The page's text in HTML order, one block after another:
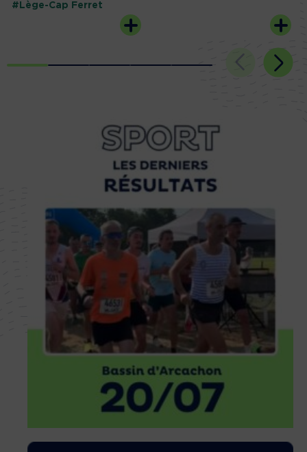
#Lège-Cap Ferret